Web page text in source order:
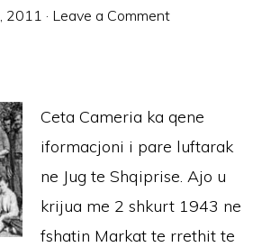
2011 · Leave a Comment
Ceta Cameria ka qene
iformacjoni i pare luftarak
ne Jug te Shqiprise. Ajo u
krijua me 2 shkurt 1943 ne
fshatin Markat te rrethit te